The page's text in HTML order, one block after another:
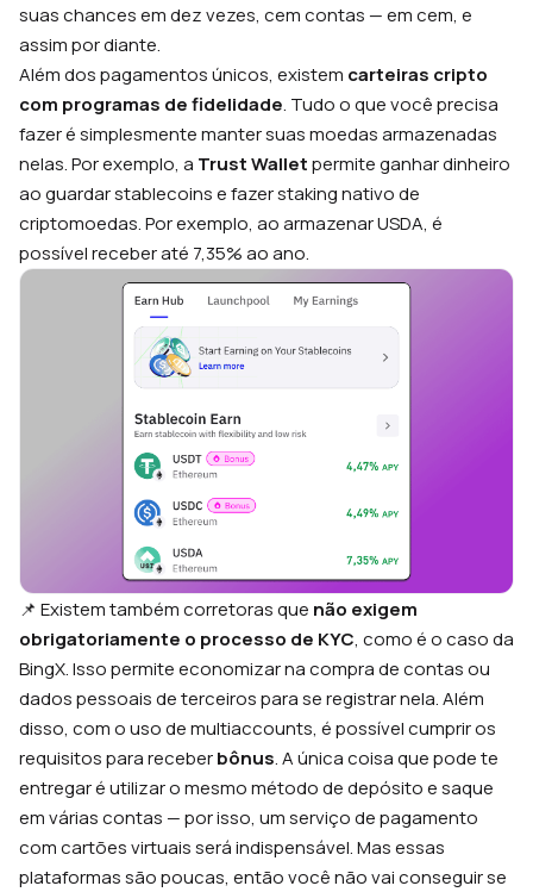
suas chances em dez vezes, cem contas — em cem, e
assim por diante.
Além dos pagamentos únicos, existem carteiras cripto
com programas de fidelidade. Tudo o que você precisa
fazer é simplesmente manter suas moedas armazenadas
nelas. Por exemplo, a Trust Walletpermite ganhar dinheiro
ao guardar stablecoins e fazerstakingnativo de
criptomoedas. Por exemplo, ao armazenar USDA, é
possível receber até 7,35% ao ano.
📌 Existem também corretoras que não exigem
obrigatoriamente o processo de KYC, como é o caso da
BingX. Isso permite economizar na compra de contas ou
dados pessoais de terceiros para se registrar nela. Além
disso, com o uso de multiaccounts, é possível cumprir os
requisitos para receberbônus. A única coisa que pode te
entregar é utilizar o mesmo método de depósito e saque
em várias contas — por isso, um serviço de pagamento
com cartões virtuais será indispensável. Mas essas
plataformas são poucas, então você não vai conseguir se